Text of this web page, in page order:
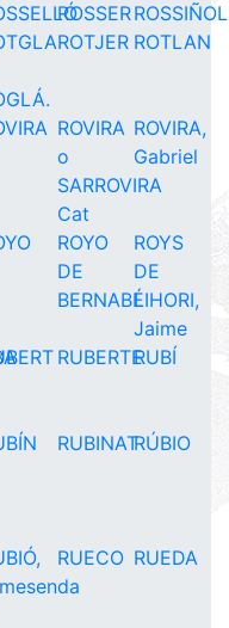
ROSSERROSSIÑOL
ROTJER ROTLAN
ROVIRA
o
SARROVIRA
Cat
ROVIRA,
Gabriel
ROYO
DE
BERNABÉ
ROYS
DE
LIHORI,
Jaime
RUBERTERUBÍ
RUBINATRÚBIO
RUECO RUEDA